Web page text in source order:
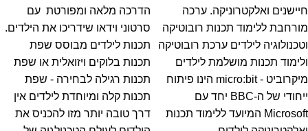
חיישנים ואלקטרוניקה. ערכה
מורחבת ללימוד תכנות רובוטיקה
וטכנולוגיה לילדים ערכת רובוטיקה
ולימוד תכנות מושלמת לילדים
מיקרוביט - micro:bit הינו פיתוח
ייחודי של ה-BBC יחד עם
Microsoft המיועד ללימוד תכנות
הדרכה מלאה ומפורטת עם
סרטוני וידאו שידריכו את הילדים.
תכנות לילדים מבוסס שפת
תכנות בלוקים ויזואלית או שפת
תכנות רגילה לבחירה - שפת
תכנות קלה ומיוחדת לילדים אין
דרך טובה יותר מזו להכניס את